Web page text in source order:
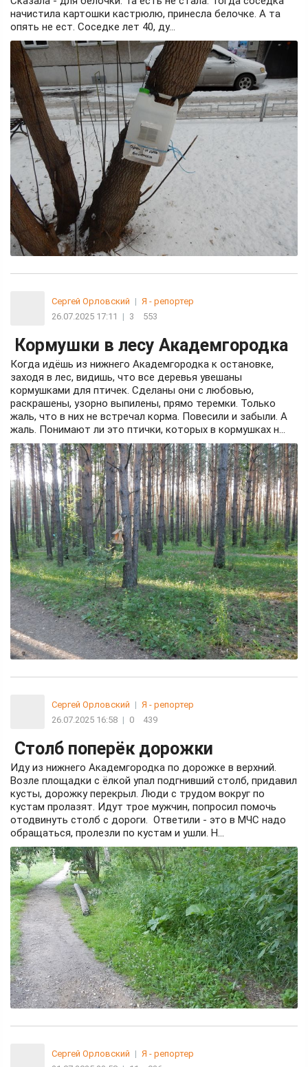
начистила картошки кастрюлю, принесла белочке. А та
опять не ест. Соседке лет 40, ду...
Сергей Орловский | Я - репортер
26.07.2025 17:11
| 3 553
Кормушки в лесу Академгородка
Когда идёшь из нижнего Академгородка к остановке,
заходя в лес, видишь, что все деревья увешаны
кормушками для птичек. Сделаны они с любовью,
раскрашены, узорно выпилены, прямо теремки. Только
жаль, что в них не встречал корма. Повесили и забыли. А
жаль. Понимают ли это птички, которых в кормушках н...
Сергей Орловский | Я - репортер
26.07.2025 16:58 | 0 439
Столб поперёк дорожки
Иду из нижнего Академгородка по дорожке в верхний.
Возле площадки с ёлкой упал подгнивший столб, придавил
кусты, дорожку перекрыл. Люди с трудом вокруг по
кустам пролазят. Идут трое мужчин, попросил помочь
отодвинуть столб с дороги. Ответили - это в МЧС надо
обращаться, пролезли по кустам и ушли. Н...
Сергей Орловский | Я - репортер